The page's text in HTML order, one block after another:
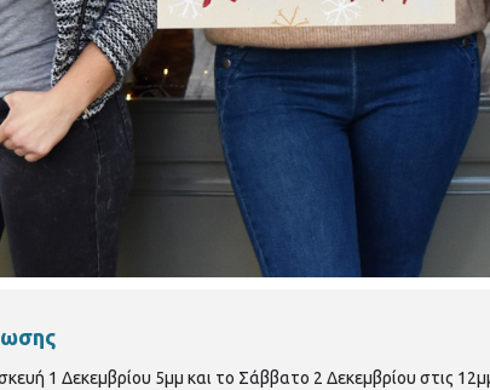
1 Δεκεμβρίου 5μμ και το Σάββατο 2 Δεκεμβρίου στις